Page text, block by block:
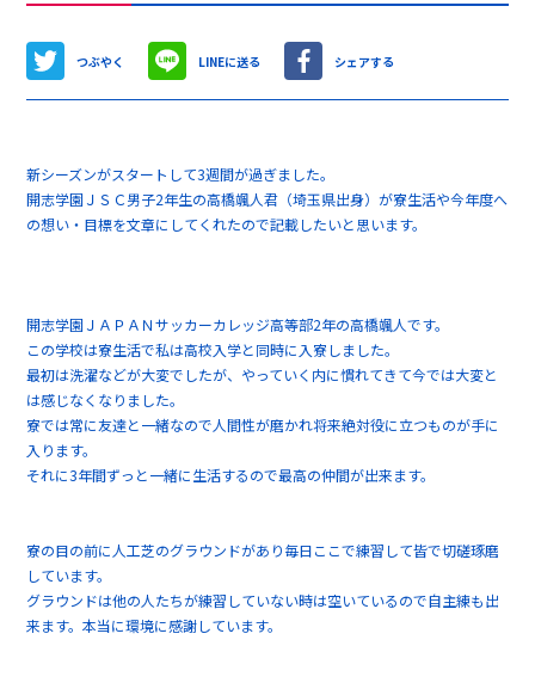
つぶやく LINEに送る シェアする
新シーズンがスタートして3週間が過ぎました。
開志学園ＪＳＣ男子2年生の高橋颯人君（埼玉県出身）が寮生活や今年度へ
の想い・目標を文章にしてくれたので記載したいと思います。
開志学園ＪＡＰＡＮサッカーカレッジ高等部2年の高橋颯人です。
この学校は寮生活で私は高校入学と同時に入寮しました。
最初は洗濯などが大変でしたが、やっていく内に慣れてきて今では大変と
は感じなくなりました。
寮では常に友達と一緒なので人間性が磨かれ将来絶対役に立つものが手に
入ります。
それに3年間ずっと一緒に生活するので最高の仲間が出来ます。
寮の目の前に人工芝のグラウンドがあり毎日ここで練習して皆で切磋琢磨
しています。
グラウンドは他の人たちが練習していない時は空いているので自主練も出
来ます。本当に環境に感謝しています。